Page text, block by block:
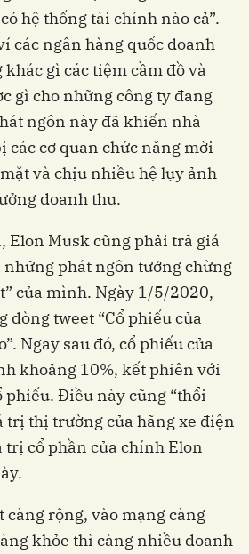
hệ thống tài chính nào cả”.
các ngân hàng quốc doanh
gì các tiệm cầm đồ và
gì cho những công ty đang
ngôn này đã khiến nhà
các cơ quan chức năng mời
và chịu nhiều hệ lụy ảnh
doanh thu.
Elon Musk cũng phải trả giá
những phát ngôn tưởng chừng
của mình. Ngày 1/5/2020,
dòng tweet “Cổ phiếu của
Ngay sau đó, cổ phiếu của
khoảng 10%, kết phiên với
phiếu. Điều này cũng “thổi
trị thị trường của hãng xe điện
trị cổ phần của chính Elon
rộng, vào mạng càng
khỏe thì càng nhiều doanh